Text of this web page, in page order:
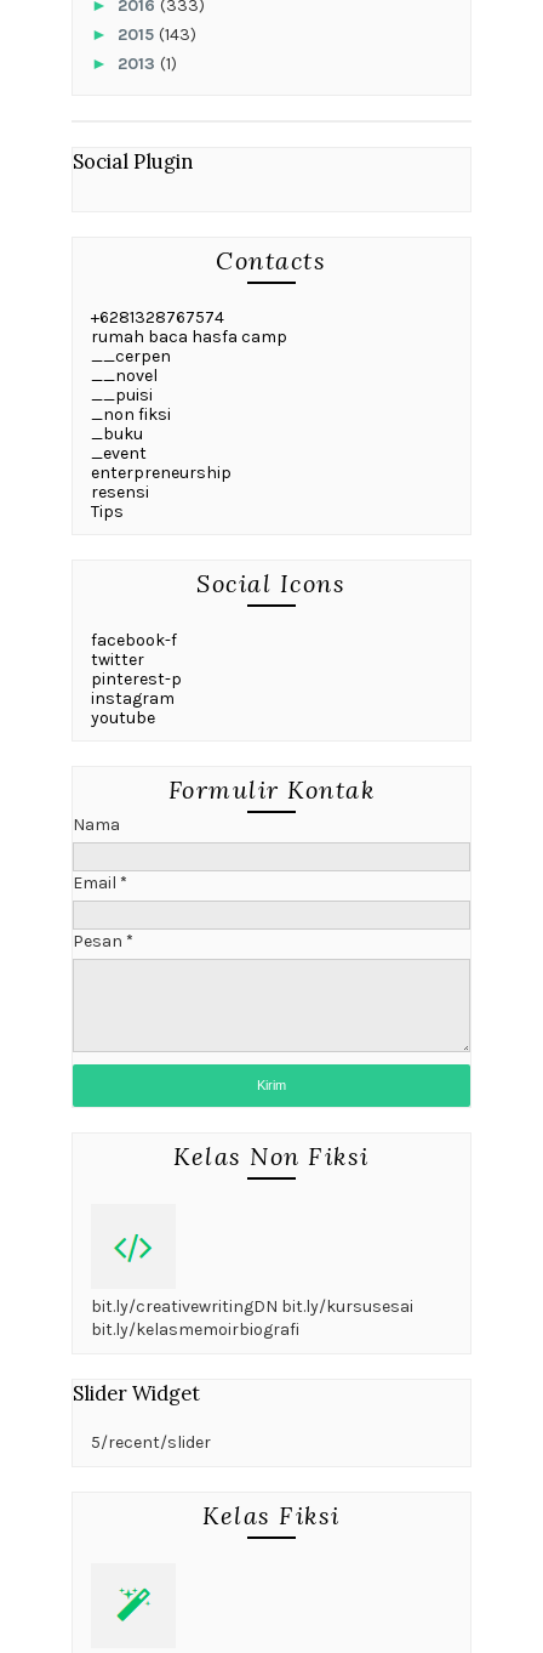
► 2016 (333)
► 2015 (143)
► 2013 (1)
Social Plugin
Contacts
+6281328767574
rumah baca hasfa camp
__cerpen
__novel
__puisi
_non fiksi
_buku
_event
enterpreneurship
resensi
Tips
Social Icons
facebook-f
twitter
pinterest-p
instagram
youtube
Formulir Kontak
Nama
Email *
Pesan *
Kelas Non Fiksi
bit.ly/creativewritingDN bit.ly/kursusesai
bit.ly/kelasmemoirbiografi
Slider Widget
5/recent/slider
Kelas Fiksi